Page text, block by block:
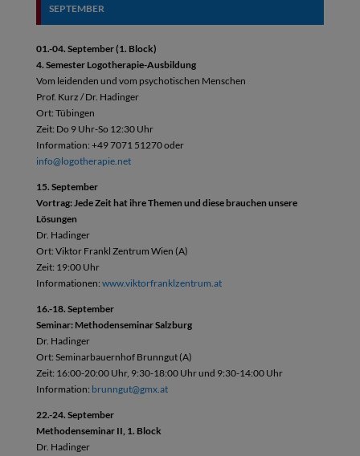
SEPTEMBER
01.-04. September (1. Block)
4. Semester Logotherapie-Ausbildung
Vom leidenden und vom psychotischen Menschen
Prof. Kurz / Dr. Hadinger
Ort: Tübingen
Zeit: Do 9 Uhr-So 12:30 Uhr
Information: +49 7071 51270 oder
info@logotherapie.net
15. September
Vortrag: Jede Zeit hat ihre Themen und diese brauchen unsere
Lösungen
Dr. Hadinger
Ort: Viktor Frankl Zentrum Wien (A)
Zeit: 19:00 Uhr
Informationen: www.viktorfranklzentrum.at
16.-18. September
Seminar: Methodenseminar Salzburg
Dr. Hadinger
Ort: Seminarbauernhof Brunngut (A)
Zeit: 16:00-20:00 Uhr, 9:30-18:00 Uhr und 9:30-14:00 Uhr
Information: brunngut@gmx.at
22.-24. September
Methodenseminar II, 1. Block
Dr. Hadinger